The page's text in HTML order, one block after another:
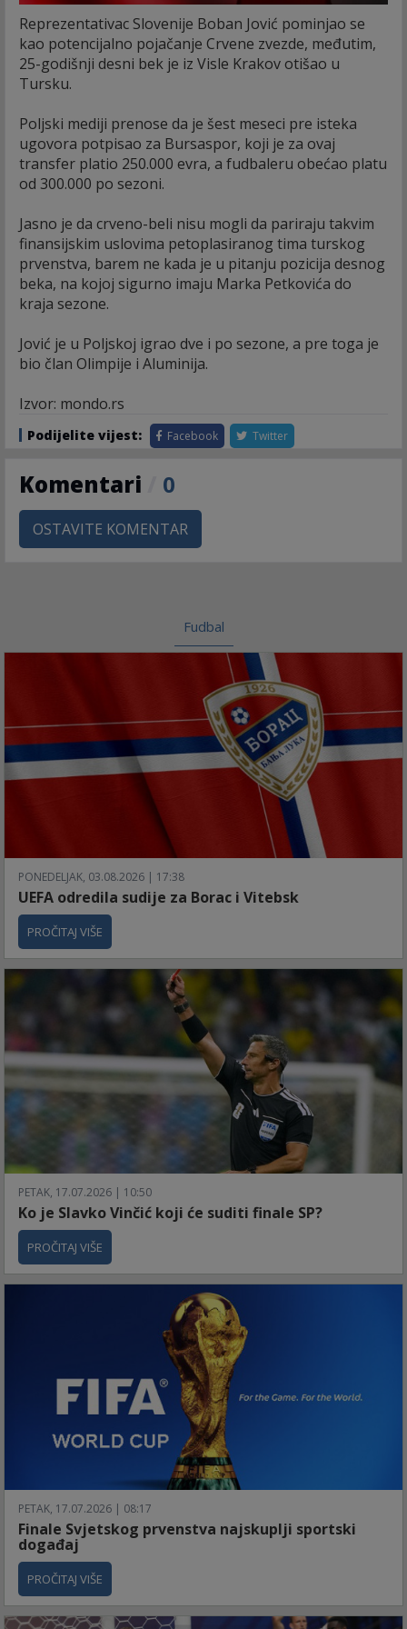
Reprezentativac Slovenije Boban Jović pominjao se
kao potencijalno pojačanje Crvene zvezde, međutim,
25-godišnji desni bek je iz Visle Krakov otišao u
Tursku.
Poljski mediji prenose da je šest meseci pre isteka
ugovora potpisao za Bursaspor, koji je za ovaj
transfer platio 250.000 evra, a fudbaleru obećao platu
od 300.000 po sezoni.
Jasno je da crveno-beli nisu mogli da pariraju takvim
finansijskim uslovima petoplasiranog tima turskog
prvenstva, barem ne kada je u pitanju pozicija desnog
beka, na kojoj sigurno imaju Marka Petkovića do
kraja sezone.
Jović je u Poljskoj igrao dve i po sezone, a pre toga je
bio član Olimpije i Aluminija.
Izvor: mondo.rs
Podijelite vijest: Facebook Twitter
Komentari 0
OSTAVITE KOMENTAR
Fudbal
PONEDELJAK, 03.08.2026 | 17:38
UEFA odredila sudije za Borac i Vitebsk
PROČITAJ VIŠE
PETAK, 17.07.2026 | 10:50
Ko je Slavko Vinčić koji će suditi finale SP?
PROČITAJ VIŠE
PETAK, 17.07.2026 | 08:17
Finale Svjetskog prvenstva najskuplji sportski
događaj
PROČITAJ VIŠE